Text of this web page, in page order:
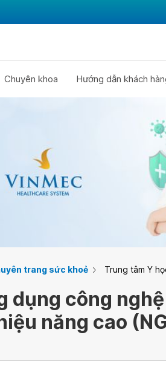
Chuyên khoa Hướng dẫn khách
trang sức khoẻ Trung tâm Y
dụng công
năng cao